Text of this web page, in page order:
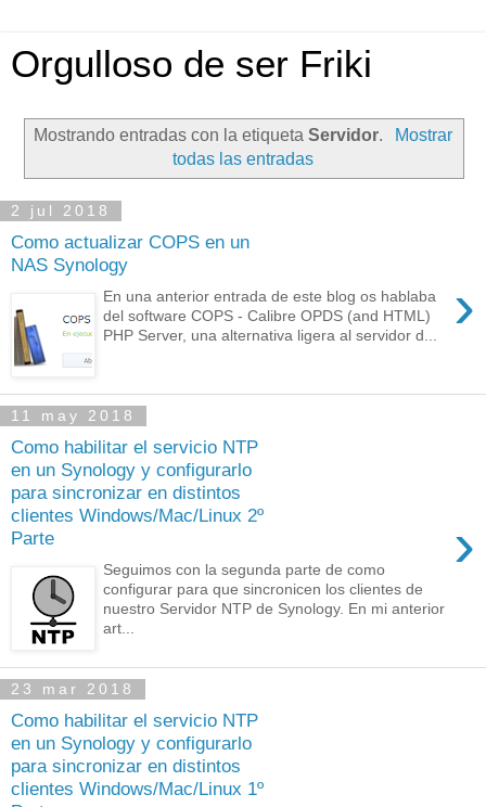
Orgulloso de ser Friki
Mostrando entradas con la etiquetaServidor.
Mostrar
todas las entradas
2 jul 2018
Como actualizar COPS en un
NAS Synology
›
En una anterior entrada de este blog os hablaba
del software COPS - Calibre OPDS (and HTML)
PHP Server, una alternativa ligera al servidor d...
11 may 2018
Como habilitar el servicio NTP
en un Synology y configurarlo
para sincronizar en distintos
clientes Windows/Mac/Linux 2º
Parte
›
Seguimos con la segunda parte de como
configurar para que sincronicen los clientes de
nuestro Servidor NTP de Synology. En mi anterior
art...
23 mar 2018
Como habilitar el servicio NTP
en un Synology y configurarlo
para sincronizar en distintos
clientes Windows/Mac/Linux 1º